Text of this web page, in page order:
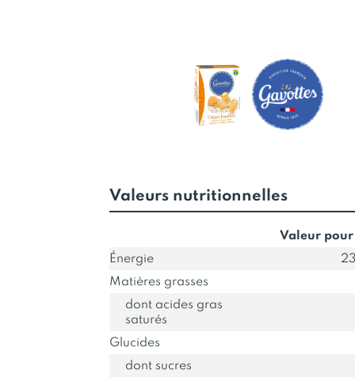
Valeurs nutritionnelles
Valeur pour
Énergie
Matières grasses
dont acides gras
saturés
Glucides
dont sucres